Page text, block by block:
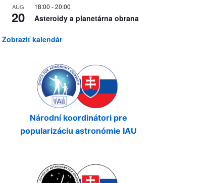
AUG
20
18:00 -20:00
Asteroidy a planetárna obrana
Zobraziť kalendár
Národní koordinátori pre
popularizáciu astronómie IAU